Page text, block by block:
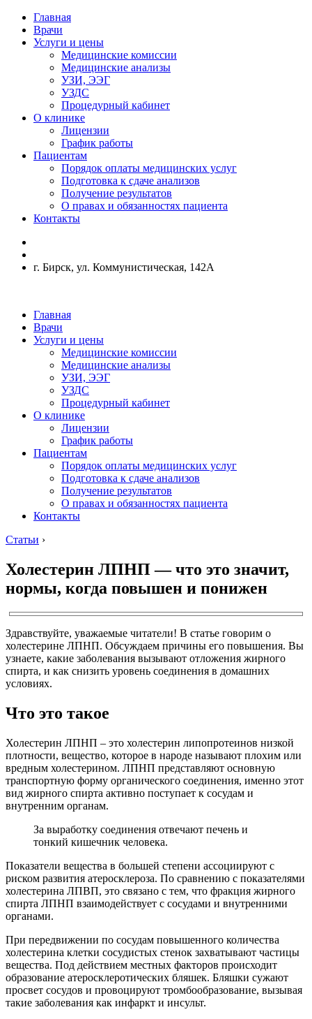
Главная
Врачи
Услуги и цены
Медицинские комиссии
Медицинские анализы
УЗИ, ЭЭГ
УЗДС
Процедурный кабинет
О клинике
Лицензии
График работы
Пациентам
Порядок оплаты медицинских услуг
Подготовка к сдаче анализов
Получение результатов
О правах и обязанностях пациента
Контакты
г. Бирск, ул. Коммунистическая, 142А
Главная
Врачи
Услуги и цены
Медицинские комиссии
Медицинские анализы
УЗИ, ЭЭГ
УЗДС
Процедурный кабинет
О клинике
Лицензии
График работы
Пациентам
Порядок оплаты медицинских услуг
Подготовка к сдаче анализов
Получение результатов
О правах и обязанностях пациента
Контакты
Статьи ›
Холестерин ЛПНП — что это значит,
нормы, когда повышен и понижен
Здравствуйте, уважаемые читатели! В статье говорим о
холестерине ЛПНП. Обсуждаем причины его повышения. Вы
узнаете, какие заболевания вызывают отложения жирного
спирта, и как снизить уровень соединения в домашних
условиях.
Что это такое
Холестерин ЛПНП – это холестерин липопротеинов низкой
плотности, вещество, которое в народе называют плохим или
вредным холестерином. ЛПНП представляют основную
транспортную форму органического соединения, именно этот
вид жирного спирта активно поступает к сосудам и
внутренним органам.
За выработку соединения отвечают печень и
тонкий кишечник человека.
Показатели вещества в большей степени ассоциируют с
риском развития атеросклероза. По сравнению с показателями
холестерина ЛПВП, это связано с тем, что фракция жирного
спирта ЛПНП взаимодействует с сосудами и внутренними
органами.
При передвижении по сосудам повышенного количества
холестерина клетки сосудистых стенок захватывают частицы
вещества. Под действием местных факторов происходит
образование атеросклеротических бляшек. Бляшки сужают
просвет сосудов и провоцируют тромбообразование, вызывая
такие заболевания как инфаркт и инсульт.